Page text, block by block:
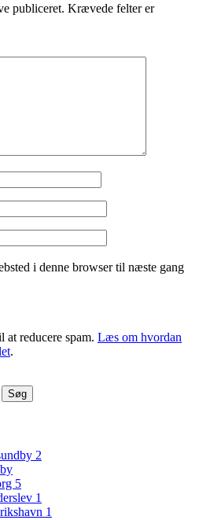
publiceret. Krævede felter er
i denne browser til næste gang
at reducere spam. Læs om hvordan
.
2
5
1
1